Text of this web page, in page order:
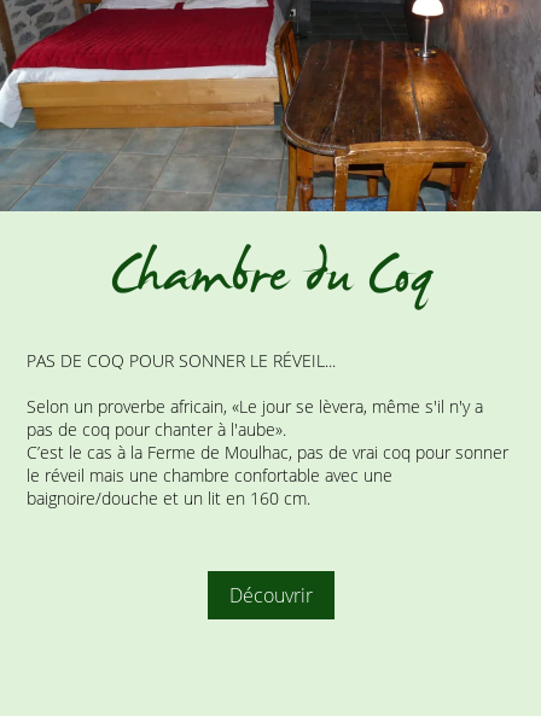
Chambre du Coq
PAS DE COQ POUR SONNER LE RÉVEIL...
Selon un proverbe africain, «Le jour se lèvera, même s'il n'y a
pas de coq pour chanter à l'aube».
C’est le cas à la Ferme de Moulhac, pas de vrai coq pour sonner
le réveil mais une chambre confortable avec une
baignoire/douche et un lit en 160 cm.
Découvrir